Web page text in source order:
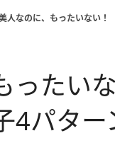
人なのに、もったいない
ったい
4パター